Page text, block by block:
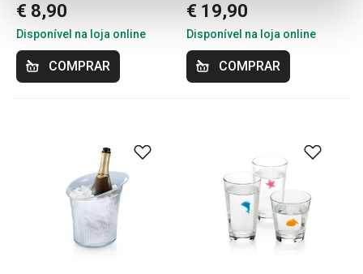
€ 8,90
Disponível na loja online
COMPRAR
€ 19,90
Disponível na loja online
COMPRAR